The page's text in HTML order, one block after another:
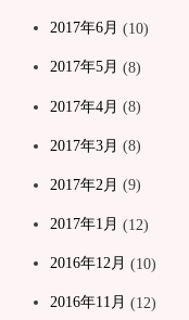
2017年6月 (10)
2017年5月 (8)
2017年4月 (8)
2017年3月 (8)
2017年2月 (9)
2017年1月 (12)
2016年12月 (10)
2016年11月 (12)